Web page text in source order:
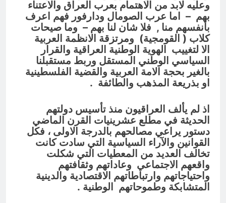
وعليه لابد من الاهتمام بعرب العراق والاعتناء
بهم – اما عرب الصومال ودارفور فهم اعرف
بأنفسهم منا , فلا شان لنا بهم – وما صيحات
كلاب ( القومجية) ومرتزقة الانظمة العربية
الا لتغييب الهوية الوطنية العراقية والقرار
السياسي الوطني المستقل وربط مستقبلنا
بالغير بحجة الامة العربية والقضية الفلسطينية
او بذريعة المذهب والطائفة .
اذ لم يألف العراقيون منذ تأسيس دولتهم
الحديثة في مطلع عشرينيات القرن الماضي
دستور يراعي مصالحهم بالدرجة الاولى ، فكل
القوانين والآراء السياسية التي سادت كانت
تخالف العديد من المعطيات التي شكلت
واقعهم الاجتماعي وعاداتهم وثقافتهم
واحتياجاتهم وارتباطاتهم الاقتصادية والدينية
المتشابكة وطموحاتهم الوطنية .